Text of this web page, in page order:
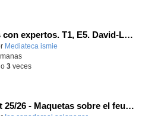
Charlas con expertos. T1, E5. David-Li Ilundáin Reviriego
Mediateca ismie
3veces
Podcast 25/26 - Maquetas sobre el feudalismo